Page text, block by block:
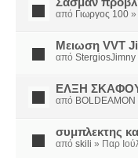
Σασμάν
από Γιωργος 100 »
Μειωση VVT
από StergiosJimny
ΕΛΞΗ
από BOLDEAMON
συμπλεκτης
από skili » Παρ